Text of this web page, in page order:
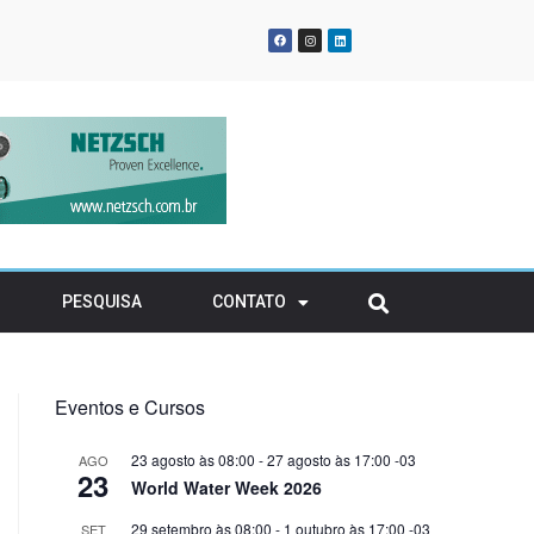
renovável para
em solo
PESQUISA CONTATO
Eventos e Cursos
AGO
23
23 agosto às 08:00 -27 agosto às 17:00 -03
World Water Week 2026
SET 29 setembro às 08:00 - 1 outubro às 17:00 -03